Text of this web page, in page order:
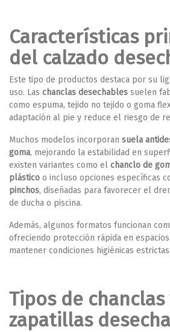
Características
del calzado
Este tipo de productos destaca por su
uso. Las chanclas desechables suelen
como espuma, tejido no tejido o goma
adaptación al pie y reduce el riesgo de
Muchos modelos incorporan suela
goma, mejorando la estabilidad en
existen variantes como el chanclo de
plástico o incluso opciones específicas
pinchos, diseñadas para favorecer el
de ducha o piscina.
Además, algunos formatos funcionan
ofreciendo protección rápida en
mantener condiciones higiénicas estrictas.
Tipos de chanclas
zapatillas